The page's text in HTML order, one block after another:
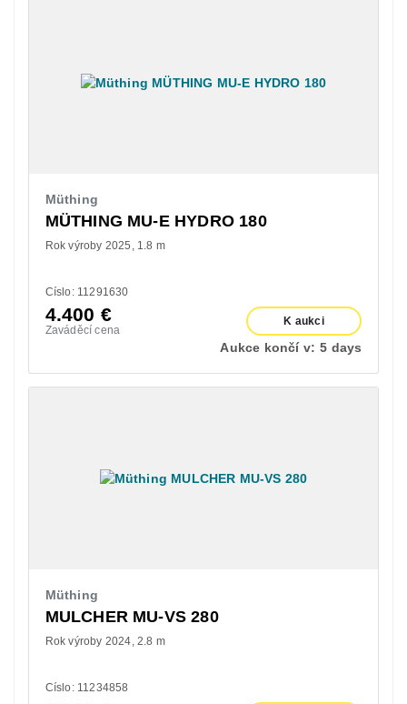
Müthing
MÜTHING MU-E HYDRO 180
Rok výroby 2025 1.8 m
Císlo: 11291630
4.400 €
Zaváděcí cena
K aukci
Aukce končí v: 5 days
Müthing
MULCHER MU-VS 280
Rok výroby 2024 2.8 m
Císlo: 11234858